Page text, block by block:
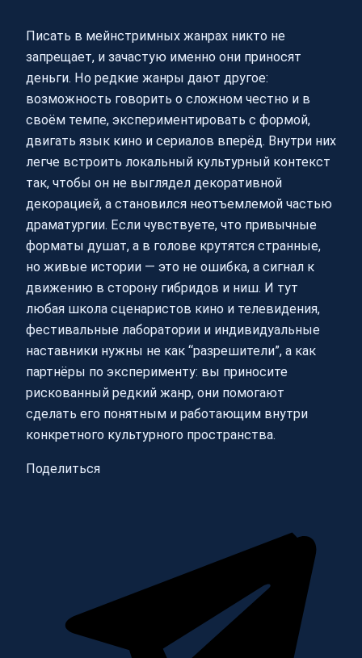
Писать в мейнстримных жанрах никто не
запрещает, и зачастую именно они приносят
деньги. Но редкие жанры дают другое:
возможность говорить о сложном честно и в
своём темпе, экспериментировать с формой,
двигать язык кино и сериалов вперёд. Внутри них
легче встроить локальный культурный контекст
так, чтобы он не выглядел декоративной
декорацией, а становился неотъемлемой частью
драматургии. Если чувствуете, что привычные
форматы душат, а в голове крутятся странные,
но живые истории — это не ошибка, а сигнал к
движению в сторону гибридов и ниш. И тут
любая школа сценаристов кино и телевидения,
фестивальные лаборатории и индивидуальные
наставники нужны не как “разрешители”, а как
партнёры по эксперименту: вы приносите
рискованный редкий жанр, они помогают
сделать его понятным и работающим внутри
конкретного культурного пространства.
Поделиться